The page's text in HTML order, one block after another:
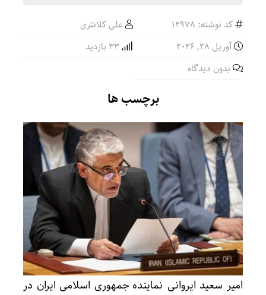
کد نوشته: 12978
علی کلانتری
آوریل 28, 2026
بدون دیدگاه
برچسب ها
امیر سعید ایروانی نماینده جمهوری اسلامی ایران در